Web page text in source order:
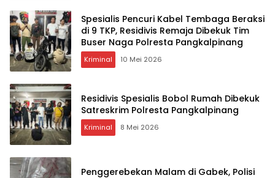
Spesialis Pencuri Kabel Tembaga Beraksi
di 9 TKP, Residivis Remaja Dibekuk Tim
Buser Naga Polresta Pangkalpinang
Kriminal 10 Mei 2026
Residivis Spesialis Bobol Rumah Dibekuk
Satreskrim Polresta Pangkalpinang
Kriminal 8 Mei 2026
Penggerebekan Malam di Gabek, Polisi